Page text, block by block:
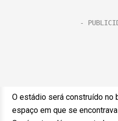
O estádio será construído no
espaço em que se